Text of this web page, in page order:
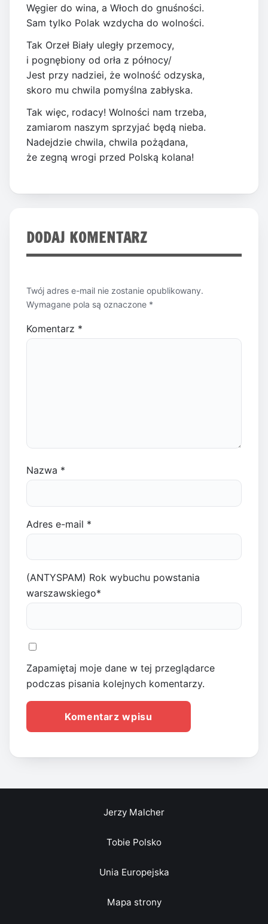
Węgier do wina, а Włoch dо gnuśności.
Sam tylko Polak wzdycha dо wolności.
Tak Orzeł Biały uległy przemocy,
i pognębiony od orła z północy/
Jest przy nadziei, że wolność odzyska,
skoro mu chwila pomyślna zabłyska.
Tak więc, rodacy! Wolności nam trzeba,
zamiarom naszym sprzyjać będą nieba.
Nadejdzie chwila, chwila pożądana,
że zegną wrogi przed Polską kolana!
DODAJ KOMENTARZ
Twój adres e-mail nie zostanie opublikowany.
Wymagane pola są oznaczone *
Komentarz *
Nazwa *
Adres e-mail *
(ANTYSPAM) Rok wybuchu powstania
warszawskiego*
Zapamiętaj moje dane w tej przeglądarce
podczas pisania kolejnych komentarzy.
Jerzy Malcher
Tobie Polsko
Unia Europejska
Mapa strony